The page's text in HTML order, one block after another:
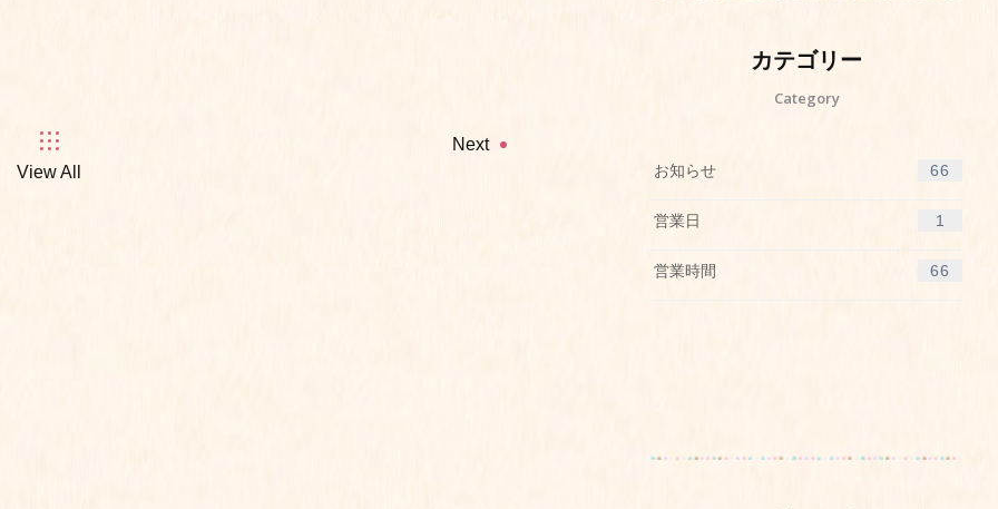
View All
Next
カテゴリー
Category
お知らせ 66
営業日 1
営業時間 66